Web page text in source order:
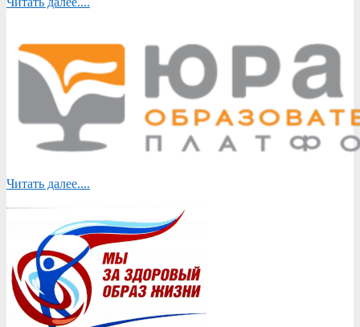
Читать далее....